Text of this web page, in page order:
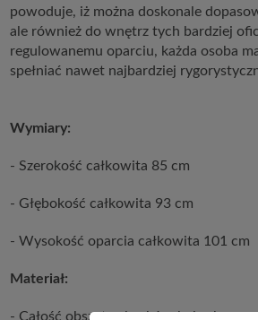
powoduje, iż można doskonale
ale również do wnętrz tych bardziej
regulowanemu oparciu, każda osoba
spełniać nawet najbardziej
Wymiary:
- Szerokość całkowita 85 cm
- Głębokość całkowita 93 cm
- Wysokość oparcia całkowita 101 cm
Materiał:
- Całość obszyta ekoskórą kolor